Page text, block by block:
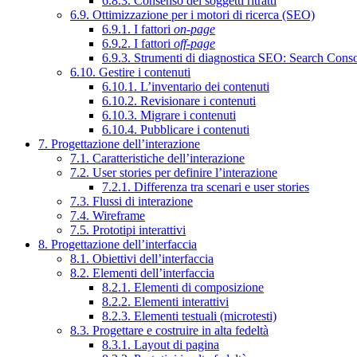
6.9. Ottimizzazione per i motori di ricerca (SEO)
6.9.1. I fattori on-page
6.9.2. I fattori off-page
6.9.3. Strumenti di diagnostica SEO: Search
6.10. Gestire i contenuti
6.10.1. L’inventario dei contenuti
6.10.2. Revisionare i contenuti
6.10.3. Migrare i contenuti
6.10.4. Pubblicare i contenuti
7. Progettazione dell’interazione
7.1. Caratteristiche dell’interazione
7.2. User stories per definire l’interazione
7.2.1. Differenza tra scenari e user stories
7.3. Flussi di interazione
7.4. Wireframe
7.5. Prototipi interattivi
8. Progettazione dell’interfaccia
8.1. Obiettivi dell’interfaccia
8.2. Elementi dell’interfaccia
8.2.1. Elementi di composizione
8.2.2. Elementi interattivi
8.2.3. Elementi testuali (microtesti)
8.3. Progettare e costruire in alta fedeltà
8.3.1. Layout di pagina